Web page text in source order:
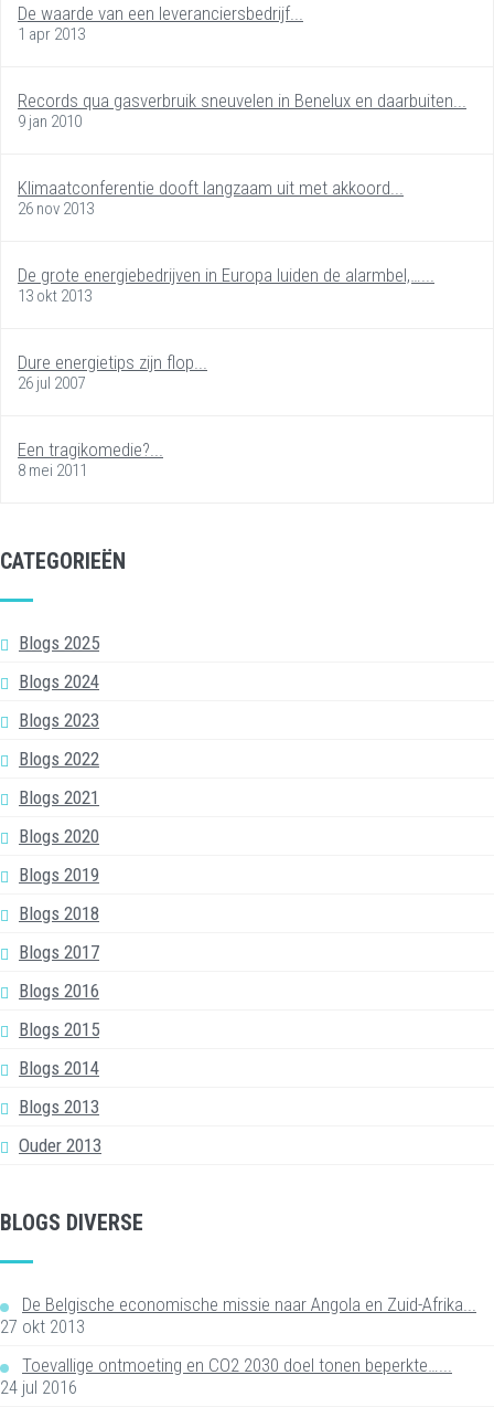
De waarde van een leveranciersbedrijf...
1 apr 2013
Records qua gasverbruik sneuvelen in Benelux en daarbuiten...
9 jan 2010
Klimaatconferentie dooft langzaam uit met akkoord...
26 nov 2013
De grote energiebedrijven in Europa luiden de alarmbel,…...
13 okt 2013
Dure energietips zijn flop...
26 jul 2007
Een tragikomedie?...
8 mei 2011
CATEGORIEËN
Blogs 2025
Blogs 2024
Blogs 2023
Blogs 2022
Blogs 2021
Blogs 2020
Blogs 2019
Blogs 2018
Blogs 2017
Blogs 2016
Blogs 2015
Blogs 2014
Blogs 2013
Ouder 2013
BLOGS DIVERSE
De Belgische economische missie naar Angola en Zuid-Afrika...
27 okt 2013
Toevallige ontmoeting en CO2 2030 doel tonen beperkte…...
24 jul 2016